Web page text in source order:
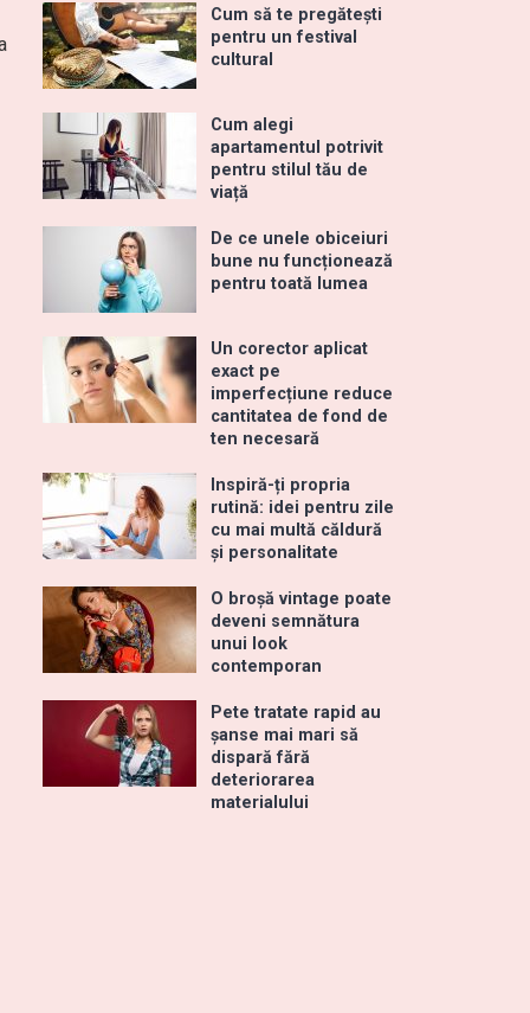
Cum să te pregătești
pentru un festival
cultural
Cum alegi
apartamentul potrivit
pentru stilul tău de
viață
De ce unele obiceiuri
bune nu funcționează
pentru toată lumea
Un corector aplicat
exact pe
imperfecțiune reduce
cantitatea de fond de
ten necesară
Inspiră-ți propria
rutină: idei pentru zile
cu mai multă căldură
și personalitate
O broșă vintage poate
deveni semnătura
unui look
contemporan
Pete tratate rapid au
șanse mai mari să
dispară fără
deteriorarea
materialului